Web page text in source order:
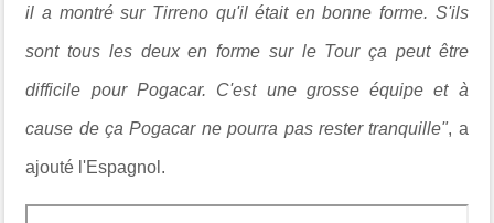
il a montré sur Tirreno qu'il était en bonne forme. S'ils
sont tous les deux en forme sur le Tour ça peut être
difficile pour Pogacar. C'est une grosse équipe et à
cause de ça Pogacar ne pourra pas rester tranquille", a
ajouté l'Espagnol.